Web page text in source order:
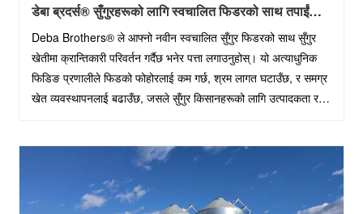
डेबा ब्रदर्स® सुँगुरहरूको लागि स्वचालित फिडरको साथ तपाईंको
सुँगुर खेती सञ्चालनहरू रूपान्तरण गर्नुहोस्
Deba Brothers® ले आफ्नो नवीन स्वचालित सुँगुर फिडरको साथ सुँगुर
खेतीमा क्रान्तिकारी परिवर्तन गर्दैछ भनेर पत्ता लगाउनुहोस्। यो अत्याधुनिक
फिडिङ प्रणालीले फिडको फोहोरलाई कम गर्छ, श्रम लागत घटाउँछ, र समग्र
खेत व्यवस्थापनलाई बढाउँछ, जसले सुँगुर किसानहरूको लागि उत्पादकता र